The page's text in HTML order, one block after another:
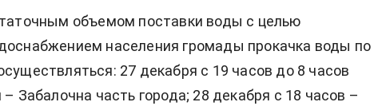
объемом поставки воды с целью
населения громады прокачка воды по
27 декабря с 19 часов до 8 часов
Забалочна часть города; 28 декабря с 18 часов –